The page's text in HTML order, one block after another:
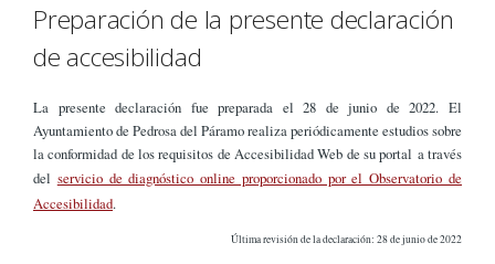
Preparación de la presente declaración
de accesibilidad
La presente declaración fue preparada el 28 de junio de 2022. El
Ayuntamiento de Pedrosa del Páramo realiza periódicamente estudios sobre
la conformidad de los requisitos de Accesibilidad Web de su portal a través
del servicio de diagnóstico online proporcionado por el Observatorio de
Accesibilidad.
Última revisión de la declaración: 28 de junio de 2022